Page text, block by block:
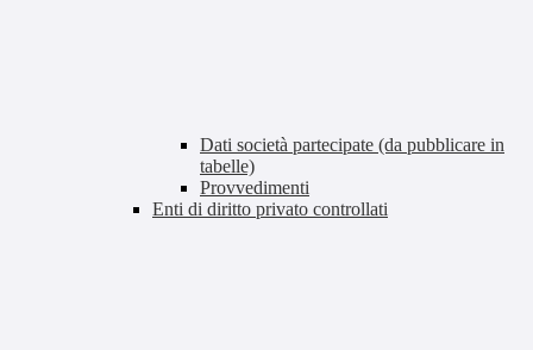
Dati società partecipate (da pubblicare in
tabelle)
Provvedimenti
Enti di diritto privato controllati